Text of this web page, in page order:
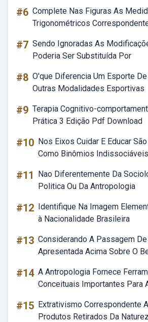
#6 Complete Nas Figuras As
Trigonométricos
#7 Sendo Ignoradas As
Poderia Ser Substituída Por
#8 O'que Diferencia Um Esporte
Outras Modalidades Esportivas
#9 Terapia Cognitivo-
Prática 3 Edição Pdf Download
#10 Nos Eixos Cuidar E Educar
Como Binômios Indissociáveis
#11
Nao Diferentemente Da
Politica Ou Da Antropologia
#12 Identifique Na Imagem
à Nacionalidade Brasileira
#13 Considerando A Passagem
Apresentada Acima Sobre O
#14 A Antropologia Fornece
Conceituais Importantes Para
#15 Extrativismo Correspondente
Produtos Retirados Da